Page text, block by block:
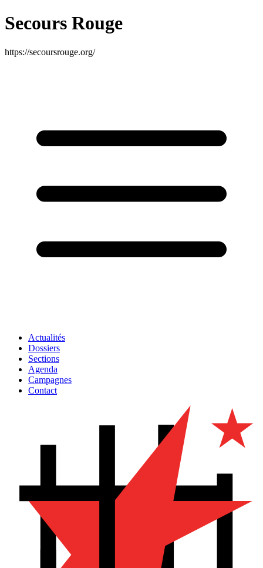
Secours Rouge
https://secoursrouge.org/
Actualités
Dossiers
Sections
Agenda
Campagnes
Contact